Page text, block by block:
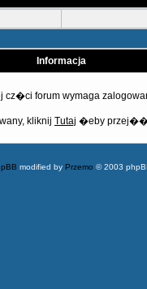
Informacja
cz�ci forum wymaga
kliknij Tutaj �eby przej��
modified by Przemo © 2003